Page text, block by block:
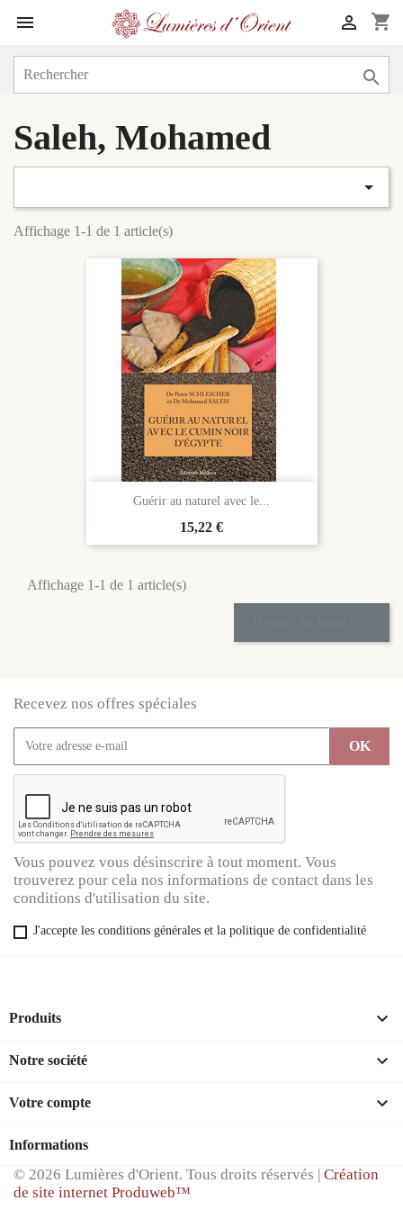
 shopping_cart


Saleh, Mohamed

Affichage 1-1 de 1 article(s)
Guérir au naturel avec le...
Prix
15,22 €
Affichage 1-1 de 1 article(s)
Recevez nos offres spéciales
Vous pouvez vous désinscrire à tout moment. Vous
trouverez pour cela nos informations de contact dans les
conditions d'utilisation du site.
J'accepte les conditions générales et la politique de confidentialité
Produits 
Notre société 
Votre compte 
Informations
© 2026 Lumières d'Orient. Tous droits réservés | Création
de site internet Produweb™